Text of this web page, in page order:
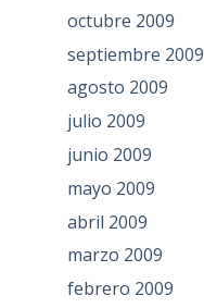
octubre 2009
septiembre 2009
agosto 2009
julio 2009
junio 2009
mayo 2009
abril 2009
marzo 2009
febrero 2009